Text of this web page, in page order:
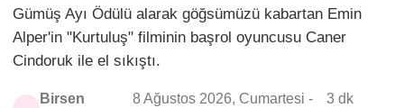
Gümüş Ayı Ödülü alarak göğsümüzü kabartan Emin
Alper'in "Kurtuluş" filminin başrol oyuncusu Caner
Cindoruk ile el sıkıştı.
Birsen
8 Ağustos 2026, Cumartesi -
3 dk